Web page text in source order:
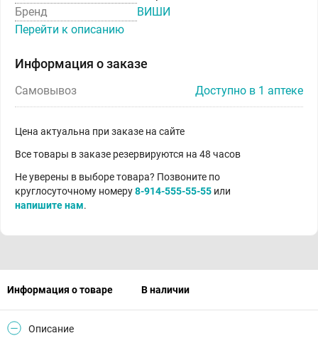
Бренд
ВИШИ
Перейти к описанию
Информация о заказе
Самовывоз Доступно в 1 аптеке
Цена актуальна при заказе на сайте
Все товары в заказе резервируются на 48 часов
Не уверены в выборе товара? Позвоните по
круглосуточному номеру8-914-555-55-55 или
напишите нам.
Информация о товаре В наличии
Описание